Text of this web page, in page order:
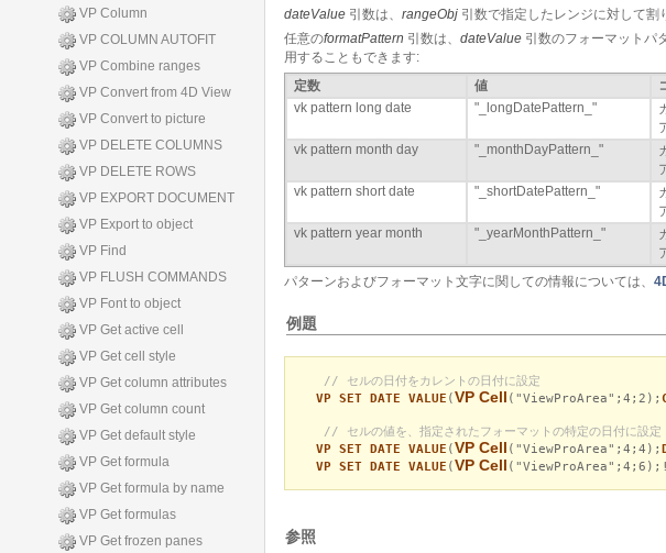
VP Column
VP COLUMN AUTOFIT
VP Combine ranges
VP Convert from 4D View
VP Convert to picture
VP DELETE COLUMNS
VP DELETE ROWS
VP EXPORT DOCUMENT
VP Export to object
VP Find
VP FLUSH COMMANDS
VP Font to object
VP Get active cell
VP Get cell style
VP Get column attributes
VP Get column count
VP Get default style
VP Get formula
VP Get formula by name
VP Get formulas
VP Get frozen panes
dateValue 引数は、 rangeObj 引数で指定したレンジに対して割
任意のformatPattern 引数は、 dateValue 引数のフォーマットパ
用することもできます:
定数
値
vk pattern long date
"_longDatePattern_"
vk pattern month day
"_monthDayPattern_"
vk pattern short date
"_shortDatePattern_"
vk pattern year month
"_yearMonthPattern_"
パターンおよびフォーマット文字に関しての情報については、
例題
// セルの日付をカレントの日付に設定
VP SET DATE VALUE (VP Cell ("ViewProArea";4;2);
// セルの値を、指定されたフォーマットの特定の日付に設定
VP SET DATE VALUE (VP Cell ("ViewProArea";4;4);
VP SET DATE VALUE (VP Cell
参照